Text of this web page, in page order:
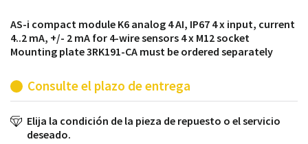
AS-i compact module K6 analog 4 AI, IP67 4 x input, current
4..2 mA, +/- 2 mA for 4-wire sensors 4 x M12 socket
Mounting plate 3RK191-CA must be ordered separately
Consulte el plazo de entrega
Elija la condición de la pieza de repuesto o el servicio
deseado.